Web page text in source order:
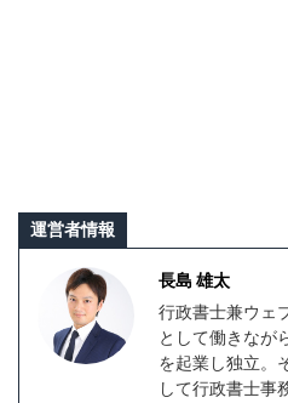
運営者情報
長島 雄太
行政書士兼ウェ
として働きなが
を起業し独立。
して行政書士事